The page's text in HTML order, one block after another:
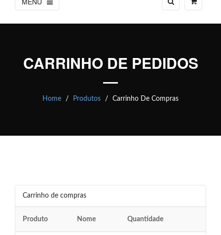
CARRINHO DE PEDIDOS
Home Produtos Carrinho De Compras
Carrinho de compras
Produto Nome Quantidade